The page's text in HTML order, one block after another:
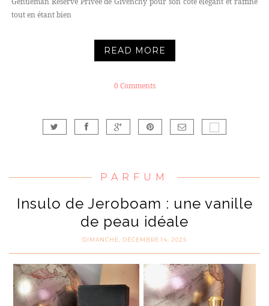
tout en étant bien
READ MORE
0 Comments
PARFUM
Insulo de Jeroboam : une vanille
de peau idéale
DIMANCHE, DÉCEMBRE 14, 2025